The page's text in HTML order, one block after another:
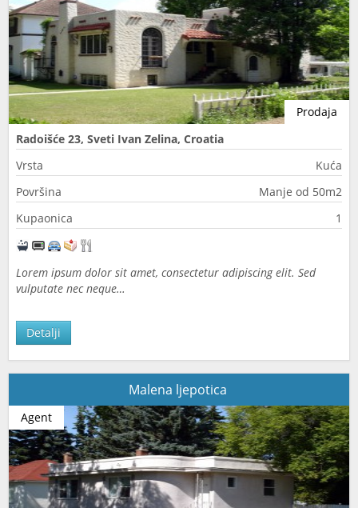
Prodaja
Radoišće 23, Sveti Ivan Zelina, Croatia
Vrsta
Kuća
Površina
Manje od 50m2
Kupaonica
1
Lorem ipsum dolor sit amet, consectetur adipiscing elit. Sed
vulputate nec neque…
Detalji
Malena ljepotica
Agent